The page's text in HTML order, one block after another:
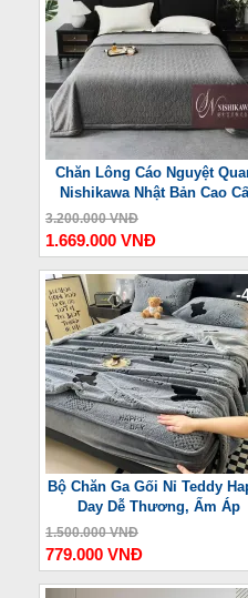
Chăn Lông Cáo Nguyệt
Nishikawa Nhật Bản Cao
3.200.000 VNĐ
1.669.000 VNĐ
-
Bộ Chăn Ga Gối Nỉ Teddy
Day Dễ Thương, Ấm Áp
1.500.000 VNĐ
779.000 VNĐ